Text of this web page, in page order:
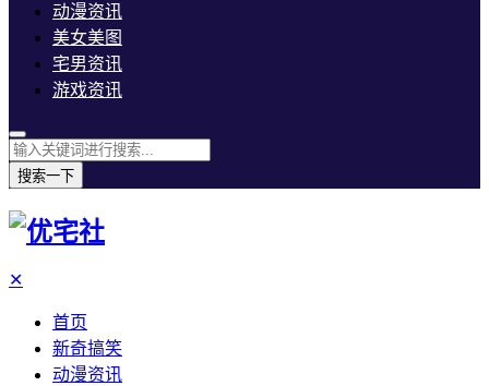
动漫资讯
美女美图
宅男资讯
游戏资讯
搜索一下
✕
首页
新奇搞笑
动漫资讯